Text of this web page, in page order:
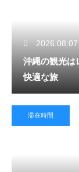
2026.08.07
沖縄の観光は
快適な旅
滞在時間